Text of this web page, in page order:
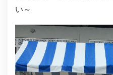
い～